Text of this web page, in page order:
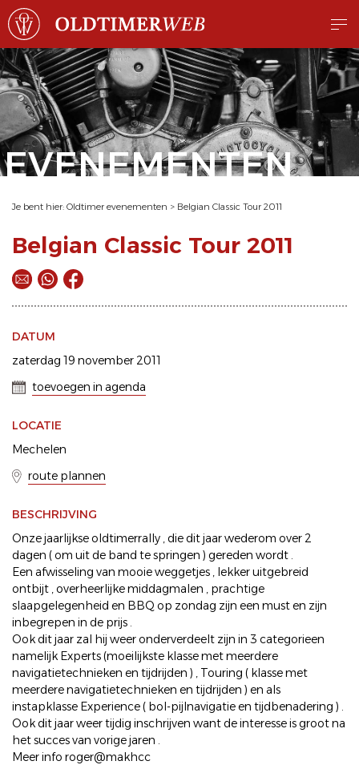
EVENEMENTEN
Je bent hier: Oldtimer evenementen > Belgian Classic Tour 2011
Belgian Classic Tour 2011
DATUM
zaterdag 19 november 2011
toevoegen in agenda
LOCATIE
Mechelen
route plannen
BESCHRIJVING
Onze jaarlijkse oldtimerrally , die dit jaar wederom over 2
dagen ( om uit de band te springen ) gereden wordt .
Een afwisseling van mooie weggetjes , lekker uitgebreid
ontbijt , overheerlijke middagmalen , prachtige
slaapgelegenheid en BBQ op zondag zijn een must en zijn
inbegrepen in de prijs .
Ook dit jaar zal hij weer onderverdeelt zijn in 3 categorieen
namelijk Experts (moeilijkste klasse met meerdere
navigatietechnieken en tijdrijden ) , Touring ( klasse met
meerdere navigatietechnieken en tijdrijden ) en als
instapklasse Experience ( bol-pijlnavigatie en tijdbenadering ) .
Ook dit jaar weer tijdig inschrijven want de interesse is groot na
het succes van vorige jaren .
Meer info roger@makhcc